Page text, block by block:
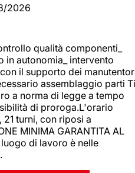
2026
qualità componenti_
in autonomia_ intervento
il supporto dei
assemblaggio parti Ti
a norma di legge a tempo
di proroga.L'orario
turni, con riposi a
MINIMA GARANTITA AL
luogo di lavoro è nelle